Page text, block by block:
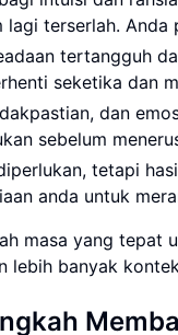
terserlah. Anda
tertangguh
seketika dan
dan
sebelum
tetapi
anda untuk
masa yang tepat
lebih banyak